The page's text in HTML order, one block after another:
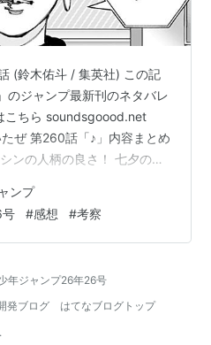
(鈴木佑斗 / 集英社) この記
のジャンプ最新刊のネタバレ
こちら soundsgoood.net
ぜ 第260話「♪」内容まとめ
ンの人柄の良さ！ 七夕の実
衝突が発生し、現在も激し
スにて国民に知らされる。
思考の書き換えを行うこと
ンプ
号 #感想 #考察
年ジャンプ26年26号
発ブログ
はてなブログトップ